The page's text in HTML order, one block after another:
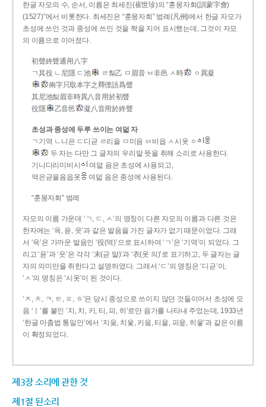
한글 자모의 수, 순서, 이름은 최세진(崔世珍)의 “훈몽자회(訓蒙字會)
(1527)”에서 비롯한다. 최세진은 “훈몽자회” 범례(凡例)에서 한글 자모가
초성에 쓰인 것과 종성에 쓰인 것을 짝을 지어 표시했는데, 그것이 자모
의 이름으로 이어졌다.
初聲終聲通用八字
ㄱ其役 ㄴ尼隱 ㄷ池
ㄹ梨乙 ㅁ眉音 ㅂ非邑 ㅅ時
ㆁ異凝
兩字只取本字之釋俚語爲聲
其尼池梨眉非時異八音用於初聲
役隱
乙音邑 凝八音用於終聲
초성과 종성에 두루 쓰이는 여덟 자
ㄱ기역 ㄴ니은 ㄷ디귿 ㄹ리을 ㅁ미음 ㅂ비읍 ㅅ시옷 ㆁ
두 자는 다만 그 글자의 우리말 뜻을 취해 소리로 사용한다.
기니디리미비시
여덟 음은 초성에 사용되고,
역은귿을음읍옷
여덟 음은 종성에 사용된다.
“훈몽자회” 범례
자모의 이름 가운데 ‘ㄱ, ㄷ, ㅅ’의 명칭이 다른 자모의 이름과 다른 것은
한자에는 ‘윽, 읃, 읏’과 같은 발음을 가진 글자가 없기 때문이었다. 그래
서 ‘윽’은 가까운 발음인 ‘役(역)’으로 표시하여 ‘ㄱ’은 ‘기역’이 되었다. 그
리고 ‘읃’과 ‘읏’은 각각 ‘末(귿 말)’과 ‘衣(옷 의)’로 표기하고, 두 글자는 글
자의 의미만을 취한다고 설명하였다. 그래서 ‘ㄷ’의 명칭은 ‘디귿’이,
‘ㅅ’의 명칭은 ‘시옷’이 된 것이다.
‘ㅈ, ㅊ, ㅋ, ㅌ, ㅍ, ㅎ’은 당시 종성으로 쓰이지 않던 것들이어서 초성에 모
음 ‘ㅣ’를 붙인 ‘지, 치, 키, 티, 피, 히’로만 음가를 나타내 주었는데, 1933년
‘한글 마춤법 통일안’에서 ‘지읒, 치읓, 키읔, 티읕, 피읖, 히읗’과 같은 이름
이 확정되었다.
제3장 소리에 관한 것
제1절 된소리